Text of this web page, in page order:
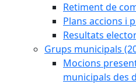
Retiment de
Plans accions i
Resultats
Grups municipals
Mocions
municipals des